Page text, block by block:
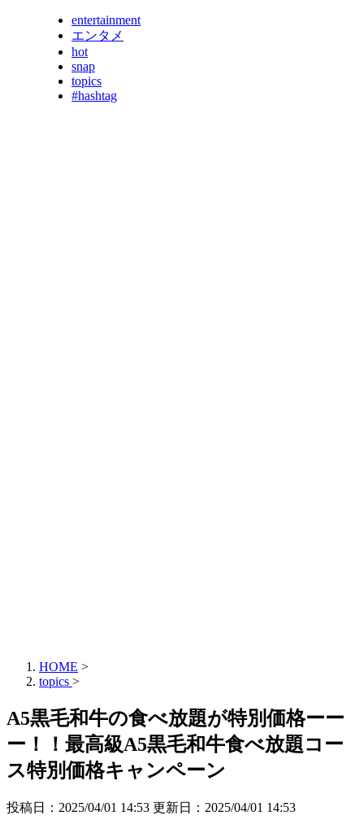
entertainment
エンタメ
hot
snap
topics
#hashtag
HOME >
topics >
A5黒毛和牛の食べ放題が特別価格ーー
ー！！最高級A5黒毛和牛食べ放題コー
ス特別価格キャンペーン
投稿日：2025/04/01 14:53 更新日： 2025/04/01 14:53